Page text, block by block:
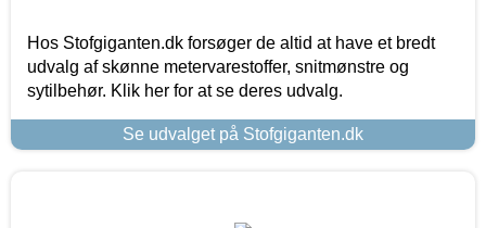
Hos Stofgiganten.dk forsøger de altid at have et bredt
udvalg af skønne metervarestoffer, snitmønstre og
sytilbehør. Klik her for at se deres udvalg.
Se udvalget på Stofgiganten.dk